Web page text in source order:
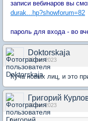
записи вебинаров вы
durak...hp?showforum=82
пароль для входа - во
Doktorskaja
30 авг 2023
Куча новых лиц, и это
Григорий
30 авг 2023